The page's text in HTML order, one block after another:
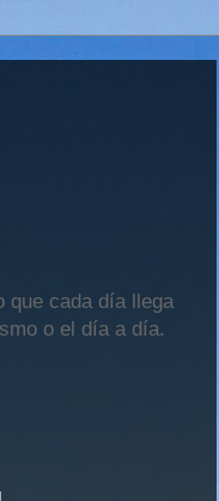
que cada día llega
o el día a día.